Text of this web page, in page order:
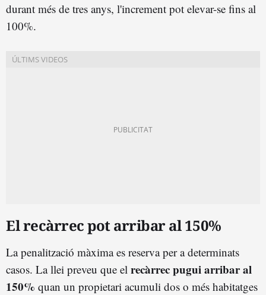
durant més de tres anys, l'increment pot elevar-se fins al
100%.
El recàrrec pot arribar al 150%
La penalització màxima es reserva per a determinats
casos. La llei preveu que el recàrrec pugui arribar al
150% quan un propietari acumuli dos o més habitatges